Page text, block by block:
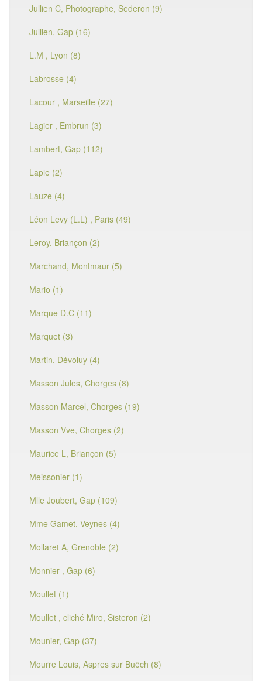
Jullien C, Photographe, Sederon (9)
Jullien, Gap (16)
L.M , Lyon (8)
Labrosse (4)
Lacour , Marseille (27)
Lagier , Embrun (3)
Lambert, Gap (112)
Lapie (2)
Lauze (4)
Léon Levy (L.L) , Paris (49)
Leroy, Briançon (2)
Marchand, Montmaur (5)
Mario (1)
Marque D.C (11)
Marquet (3)
Martin, Dévoluy (4)
Masson Jules, Chorges (8)
Masson Marcel, Chorges (19)
Masson Vve, Chorges (2)
Maurice L, Briançon (5)
Meissonier (1)
Mlle Joubert, Gap (109)
Mme Gamet, Veynes (4)
Mollaret A, Grenoble (2)
Monnier , Gap (6)
Moullet (1)
Moullet , cliché Miro, Sisteron (2)
Mounier, Gap (37)
Mourre Louis, Aspres sur Buëch (8)